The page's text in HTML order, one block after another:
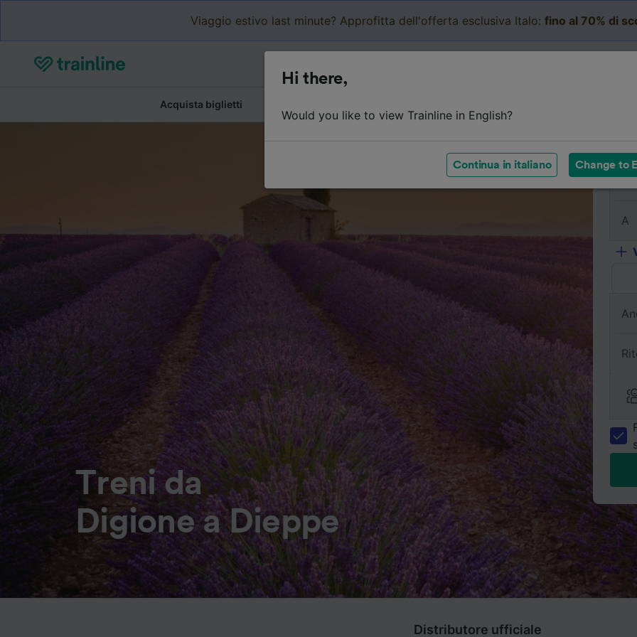
Viaggio estivo last minute? Approfitta dell'offerta esclusiva Italo: fino al 70% di
Acquista biglietti
Treni da
Digione a Dieppe
Da
A
Distributore ufficiale
Hi there,
Would you like to view Trainline in English?
Continua in italiano Change to